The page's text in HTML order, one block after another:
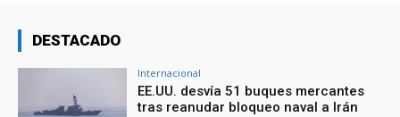
DESTACADO
Internacional
EE.UU. desvía 51 buques mercantes
tras reanudar bloqueo naval a Irán